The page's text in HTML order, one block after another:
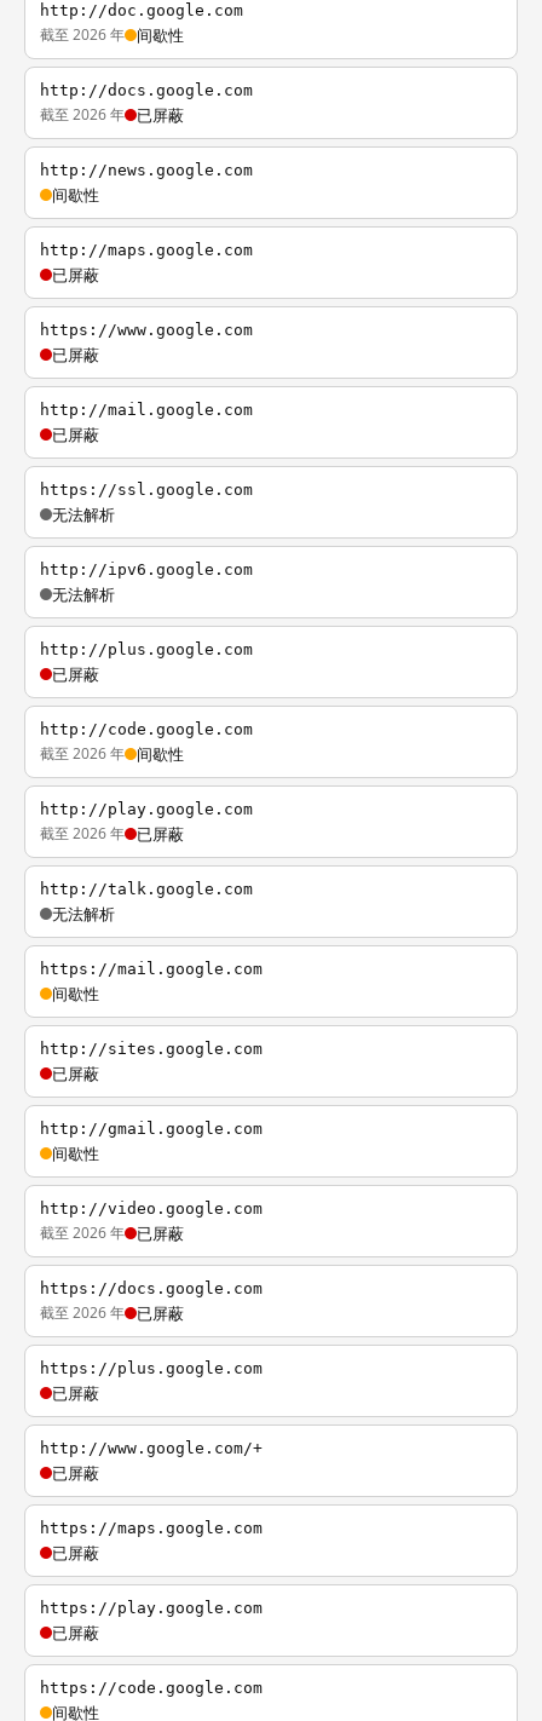
http://doc.google.com
截至 2026 年 间歇性
http://docs.google.com
截至 2026 年 已屏蔽
http://news.google.com
间歇性
http://maps.google.com
已屏蔽
https://www.google.com
已屏蔽
http://mail.google.com
已屏蔽
https://ssl.google.com
无法解析
http://ipv6.google.com
无法解析
http://plus.google.com
已屏蔽
http://code.google.com
截至 2026 年 间歇性
http://play.google.com
截至 2026 年 已屏蔽
http://talk.google.com
无法解析
https://mail.google.com
间歇性
http://sites.google.com
已屏蔽
http://gmail.google.com
间歇性
http://video.google.com
截至 2026 年 已屏蔽
https://docs.google.com
截至 2026 年 已屏蔽
https://plus.google.com
已屏蔽
http://www.google.com/+
已屏蔽
https://maps.google.com
已屏蔽
https://play.google.com
已屏蔽
https://code.google.com
间歇性